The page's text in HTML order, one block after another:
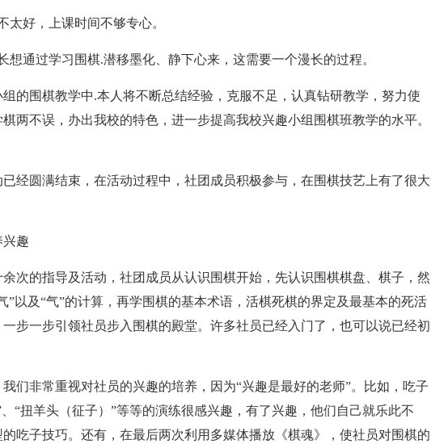
太好，上课时间不够专心。
想通过学习围棋.潜移墨化、静下心来，这需要一个漫长的过程。
的围棋教学中.本人将不断总结经验，克服不足，认真钻研教学，努力使
两不误，办出我校的特色，进一步提高我校兴趣小组围棋班教学的水平。
经圆满结束，在活动过程中，社团成员积极参与，在围棋技艺上有了很大
趣
次的指导及活动，社团成员从认识围棋开始，先认识围棋棋盘、棋子，然
”以及“气”的计算，再学围棋的基本术语，活棋死棋的界定及最基本的死活
步一步引领社员步入围棋的殿堂。许多社员已经入门了，也可以说已经初
们非常重视对社员的兴趣的培养，因为“兴趣是最好的老师”。比如，吃子
“扭羊头（征子）”等等的演练很感兴趣，有了兴趣，他们自己就乐此不
吃子技巧。还有，在最后两次利用多媒体播放《棋魂》，使社员对围棋的